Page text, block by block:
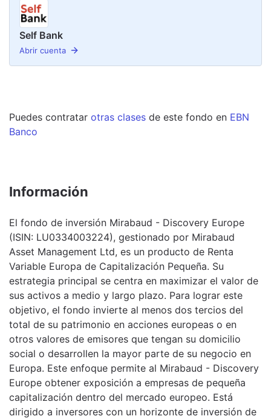
Self Bank
Abrir cuenta
Puedes contratar otras clases de este fondo en EBN
Banco
Información
El fondo de inversión Mirabaud - Discovery Europe
(ISIN: LU0334003224), gestionado por Mirabaud
Asset Management Ltd, es un producto de Renta
Variable Europa de Capitalización Pequeña. Su
estrategia principal se centra en maximizar el valor de
sus activos a medio y largo plazo. Para lograr este
objetivo, el fondo invierte al menos dos tercios del
total de su patrimonio en acciones europeas o en
otros valores de emisores que tengan su domicilio
social o desarrollen la mayor parte de su negocio en
Europa. Este enfoque permite al Mirabaud - Discovery
Europe obtener exposición a empresas de pequeña
capitalización dentro del mercado europeo. Está
dirigido a inversores con un horizonte de inversión de